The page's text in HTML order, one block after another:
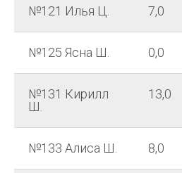
№121 Илья Ц. 7,0
№125 Ясна Ш. 0,0
№131 Кирилл
Ш.
13,0
№133 Алиса Ш. 8,0